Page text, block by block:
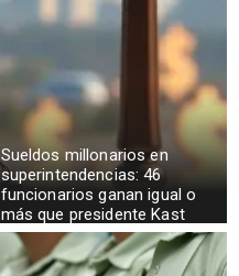
Sueldos millonarios en
superintendencias: 46
funcionarios ganan igual o
más que presidente Kast